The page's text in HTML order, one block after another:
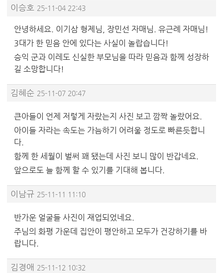
이승호 25-11-04 22:43
안녕하세요. 이기삼 형제님, 장민선 자매님. 유근례 자매님!
3대가 한 믿음 안에 있다는 사실이 놀랍습니다!
승익 군과 이레도 신실한 부모님을 따라 믿음과 함께 성장하
길 소망합니다!
김혜순 25-11-07 20:47
큰아들이 언제 저렇게 자랐는지 사진 보고 깜짝 놀랐어요.
아이들 자라는 속도는 가늠하기 어려울 정도로 빠른듯합니
다.
함께 한 세월이 벌써 꽤 됐는데 사진 보니 많이 반갑네요.
앞으로도 늘 함께 할 수 있기를 기대해 봅니다.
이남규 25-11-11 11:10
반가운 얼굴들 사진이 재업되었네요.
주님의 화평 가운데 집안이 평안하고 모두가 건강하기를 바
랍니다.
김경애 25-11-12 10:32